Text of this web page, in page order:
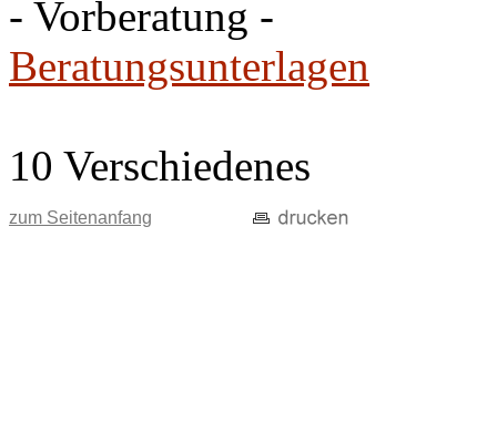
- Vorberatung -
Beratungsunterlagen
10 Verschiedenes
zum Seitenanfang